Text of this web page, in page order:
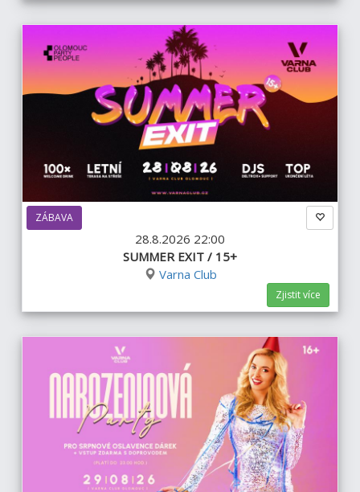
ZÁBAVA
28.8.2026 22:00
SUMMER EXIT / 15+
Varna Club
Zjistit více